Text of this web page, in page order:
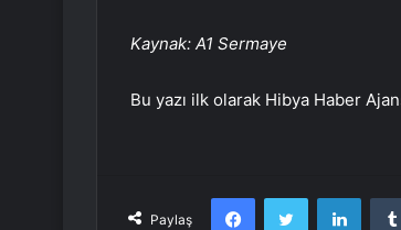
Kaynak: A1 Sermaye
Bu yazı ilk olarak Hibya Haber
Paylaş
FacebookTwitter